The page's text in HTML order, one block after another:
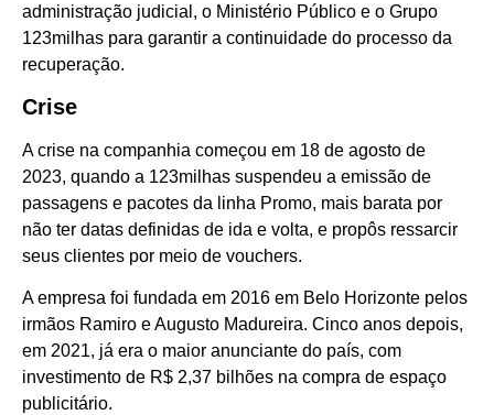
administração judicial, o Ministério Público e o Grupo
123milhas para garantir a continuidade do processo da
recuperação.
Crise
A crise na companhia começou em 18 de agosto de
2023, quando a 123milhas suspendeu a emissão de
passagens e pacotes da linha Promo, mais barata por
não ter datas definidas de ida e volta, e propôs ressarcir
seus clientes por meio de vouchers.
A empresa foi fundada em 2016 em Belo Horizonte pelos
irmãos Ramiro e Augusto Madureira. Cinco anos depois,
em 2021, já era o maior anunciante do país, com
investimento de R$ 2,37 bilhões na compra de espaço
publicitário.